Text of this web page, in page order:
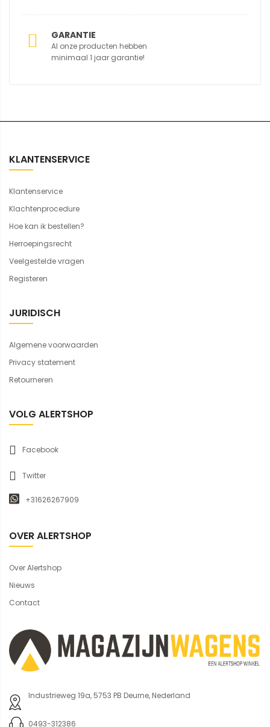
GARANTIE
Al onze producten hebben
minimaal 1 jaar garantie!
KLANTENSERVICE
Klantenservice
Klachtenprocedure
Hoe kan ik bestellen?
Herroepingsrecht
Veelgestelde vragen
Registeren
JURIDISCH
Algemene voorwaarden
Privacy statement
Retourneren
VOLG ALERTSHOP
Facebook
Twitter
+31626267909
OVER ALERTSHOP
Over Alertshop
Nieuws
Contact
Industrieweg 19a, 5753 PB Deurne, Nederland
0493-312386